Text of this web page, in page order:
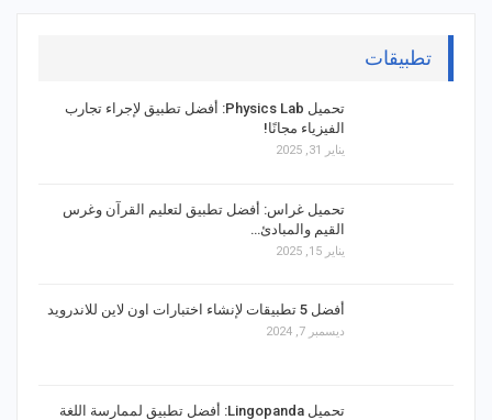
تطبيقات
تحميل Physics Lab: أفضل تطبيق لإجراء تجارب
الفيزياء مجانًا!
يناير 31, 2025
تحميل غراس: أفضل تطبيق لتعليم القرآن وغرس
القيم والمبادئ…
يناير 15, 2025
أفضل 5 تطبيقات لإنشاء اختبارات اون لاين للاندرويد
ديسمبر 7, 2024
تحميل Lingopanda: أفضل تطبيق لممارسة اللغة